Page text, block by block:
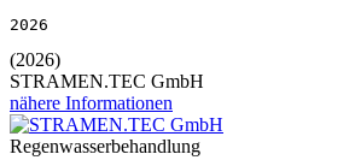
2026
(2026)
STRAMEN.TEC GmbH
nähere Informationen
Regenwasserbehandlung